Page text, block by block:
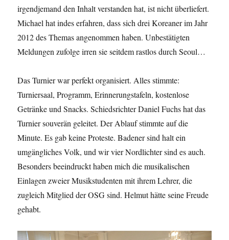
irgendjemand den Inhalt verstanden hat, ist nicht überliefert.
Michael hat indes erfahren, dass sich drei Koreaner im Jahr
2012 des Themas angenommen haben. Unbestätigten
Meldungen zufolge irren sie seitdem rastlos durch Seoul…
Das Turnier war perfekt organisiert. Alles stimmte:
Turniersaal, Programm, Erinnerungstafeln, kostenlose
Getränke und Snacks. Schiedsrichter Daniel Fuchs hat das
Turnier souverän geleitet. Der Ablauf stimmte auf die
Minute. Es gab keine Proteste. Badener sind halt ein
umgängliches Volk, und wir vier Nordlichter sind es auch.
Besonders beeindruckt haben mich die musikalischen
Einlagen zweier Musikstudenten mit ihrem Lehrer, die
zugleich Mitglied der OSG sind. Helmut hätte seine Freude
gehabt.